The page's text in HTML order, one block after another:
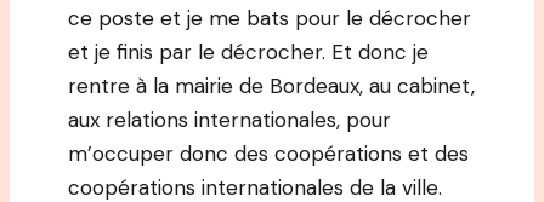
ce poste et je me bats pour le décrocher
et je finis par le décrocher. Et donc je
rentre à la mairie de Bordeaux, au cabinet,
aux relations internationales, pour
m’occuper donc des coopérations et des
coopérations internationales de la ville.